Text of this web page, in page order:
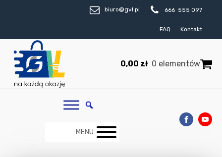
biuro@gvl.pl 666 555 097
FAQ Kontakt
0,00 zł 0 elementów
MENU